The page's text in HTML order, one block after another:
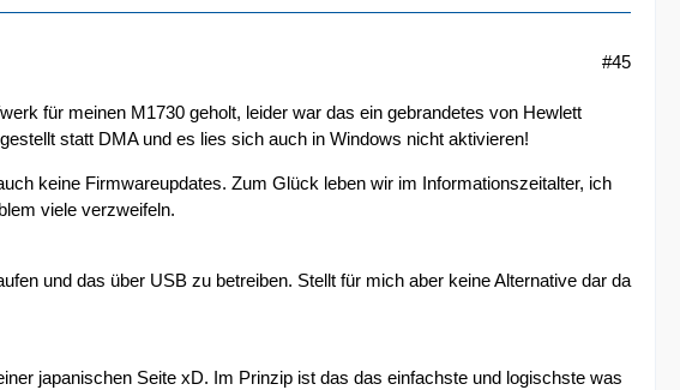
#45
für meinen M1730 geholt, leider war das ein gebrandetes von Hewlett
statt DMA und es lies sich auch in Windows nicht aktivieren!
keine Firmwareupdates. Zum Glück leben wir im Informationszeitalter, ich
viele verzweifeln.
und das über USB zu betreiben. Stellt für mich aber keine Alternative dar da
japanischen Seite xD. Im Prinzip ist das das einfachste und logischste was